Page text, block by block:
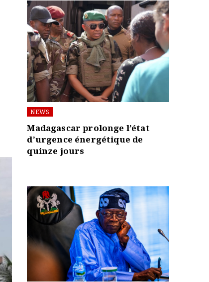
NEWS
Madagascar prolonge l’état
d’urgence énergétique de
quinze jours